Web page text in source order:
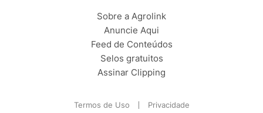
Sobre a Agrolink
Anuncie Aqui
Feed de Conteúdos
Selos gratuitos
Assinar Clipping
Termos de Uso Privacidade